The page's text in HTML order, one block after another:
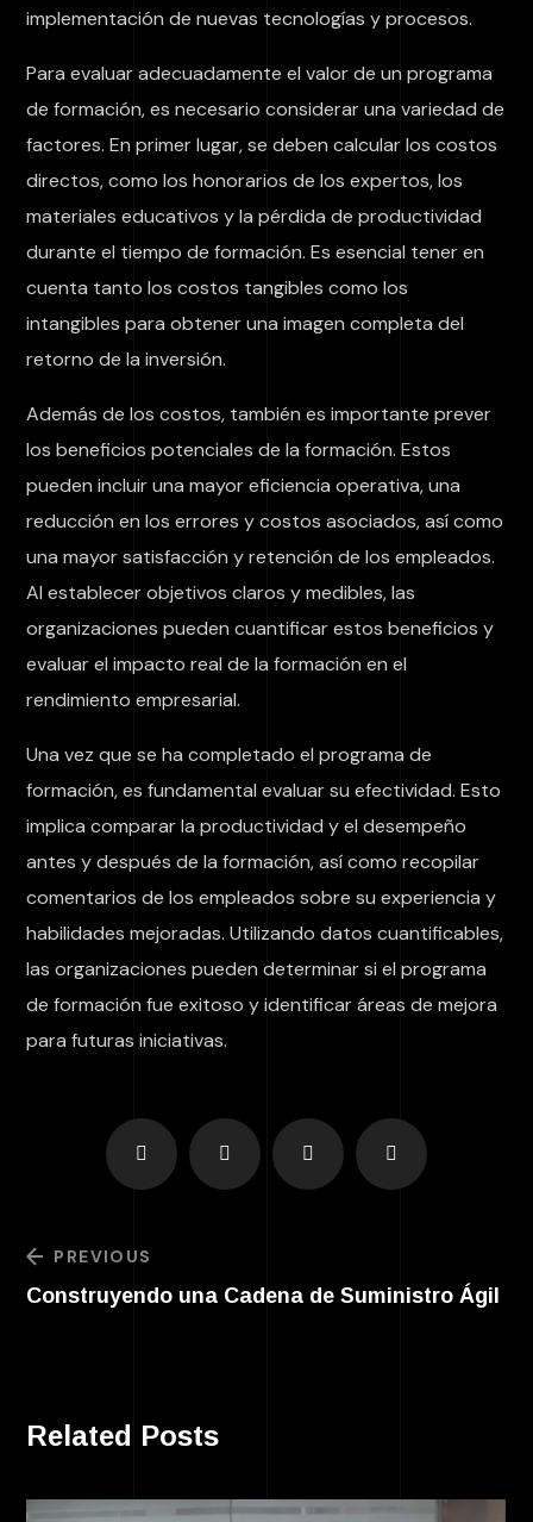
implementación de nuevas tecnologías y procesos.
Para evaluar adecuadamente el valor de un programa
de formación, es necesario considerar una variedad de
factores. En primer lugar, se deben calcular los costos
directos, como los honorarios de los expertos, los
materiales educativos y la pérdida de productividad
durante el tiempo de formación. Es esencial tener en
cuenta tanto los costos tangibles como los
intangibles para obtener una imagen completa del
retorno de la inversión.
Además de los costos, también es importante prever
los beneficios potenciales de la formación. Estos
pueden incluir una mayor eficiencia operativa, una
reducción en los errores y costos asociados, así como
una mayor satisfacción y retención de los empleados.
Al establecer objetivos claros y medibles, las
organizaciones pueden cuantificar estos beneficios y
evaluar el impacto real de la formación en el
rendimiento empresarial.
Una vez que se ha completado el programa de
formación, es fundamental evaluar su efectividad. Esto
implica comparar la productividad y el desempeño
antes y después de la formación, así como recopilar
comentarios de los empleados sobre su experiencia y
habilidades mejoradas. Utilizando datos cuantificables,
las organizaciones pueden determinar si el programa
de formación fue exitoso y identificar áreas de mejora
para futuras iniciativas.
PREVIOUS
Construyendo una Cadena de Suministro Ágil
Related Posts